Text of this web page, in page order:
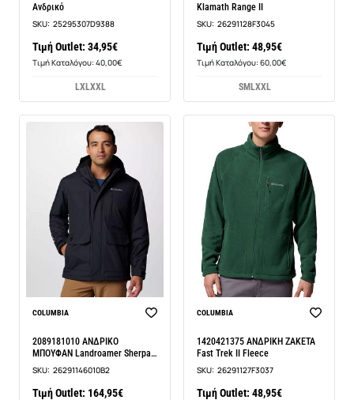
Ανδρικό
SKU: 25295307D9388
Τιμή Outlet: 34,95€
Τιμή Καταλόγου: 40,00€
LXLXXL
Klamath Range II
SKU: 26291128F3045
Τιμή Outlet: 48,95€
Τιμή Καταλόγου: 60,00€
SM LXXL
COLUMBIA
2089181010 ΑΝΔΡΙΚΟ
ΜΠΟΥΦΑΝ Landroamer Sherpa
Lined
SKU: 26291146010B2
Τιμή Outlet: 164,95€
COLUMBIA
1420421375 ΑΝΔΡΙΚΗ ΖΑΚΕΤΑ
Fast Trek II Fleece
SKU: 26291127F3037
Τιμή Outlet: 48,95€